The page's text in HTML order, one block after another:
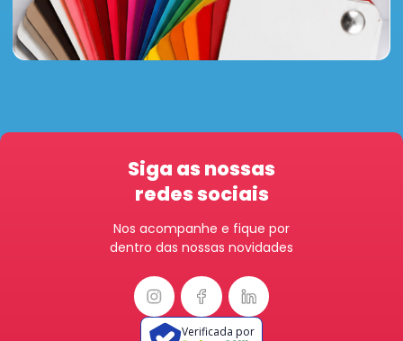
Siga as nossas
redes sociais
Nos acompanhe e fique por
dentro das nossas novidades
Verificada por